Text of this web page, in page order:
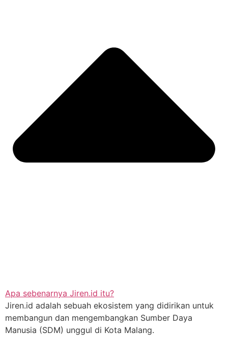
Apa sebenarnya Jiren.id itu?
Jiren.id adalah sebuah ekosistem yang didirikan untuk
membangun dan mengembangkan Sumber Daya
Manusia (SDM) unggul di Kota Malang.